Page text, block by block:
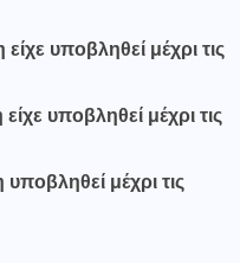
υποβληθεί μέχρι τις
υποβληθεί μέχρι τις
μέχρι τις